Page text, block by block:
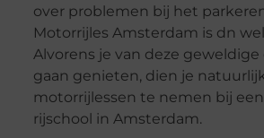
over problemen bij het
Motorrijles Amsterdam is dn
Alvorens je van deze geweldige
gaan genieten, dien je
motorrijlessen te nemen bij
rijschool in Amsterdam.